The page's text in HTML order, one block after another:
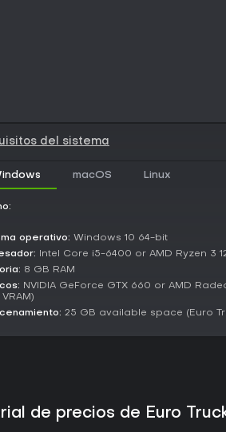
del sistema
macOS Linux
operativo: Windows 10 64-bit
Intel Core i5-6400 or AMD Ryzen 3
8 GB RAM
NVIDIA GeForce GTX 660 or AMD
25 GB available space (Euro
de precios de Euro